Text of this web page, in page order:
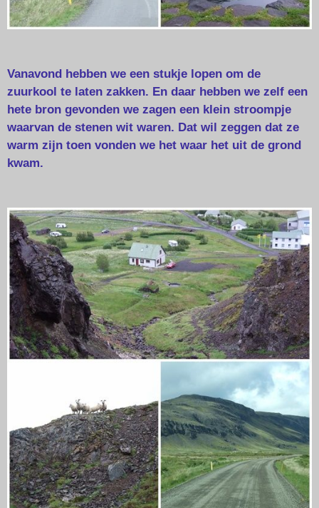
Vanavond hebben we een stukje lopen om de
zuurkool te laten zakken. En daar hebben we zelf een
hete bron gevonden we zagen een klein stroompje
waarvan de stenen wit waren. Dat wil zeggen dat ze
warm zijn toen vonden we het waar het uit de grond
kwam.